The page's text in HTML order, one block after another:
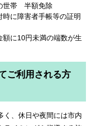
世帯 半額免除
に障害者手帳等の証明
に10円未満の端数が生
ご利用される方
、休日や夜間には市内